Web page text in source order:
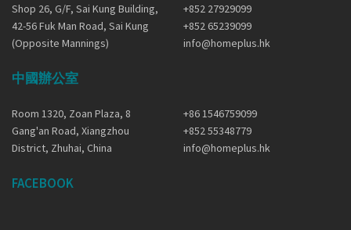
Shop 26, G/F, Sai Kung Building,
42-56 Fuk Man Road, Sai Kung
(Opposite Mannings)
+852 27929099
+852 65239099
info@homeplus.hk
中國辦公室
Room 1320, Zoan Plaza, 8
Gang'an Road, Xiangzhou
District, Zhuhai, China
+86 1546759099
+852 55348779
info@homeplus.hk
FACEBOOK